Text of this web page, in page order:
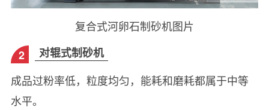
复合式河卵石制砂机图片
2
对辊式制砂机‌
成品过粉率低，粒度均匀，能耗和磨耗都属于中等
水平。